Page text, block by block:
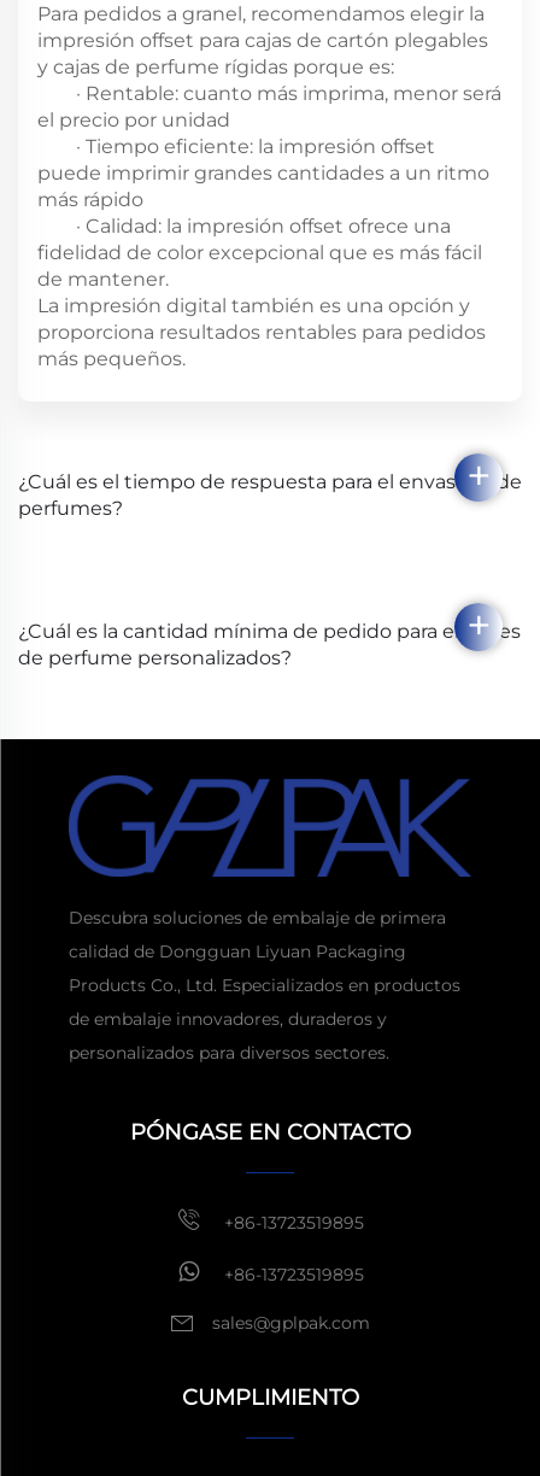
Para pedidos a granel, recomendamos elegir la
impresión offset para cajas de cartón plegables
y cajas de perfume rígidas porque es:
· Rentable: cuanto más imprima, menor será
el precio por unidad
· Tiempo eficiente: la impresión offset
puede imprimir grandes cantidades a un ritmo
más rápido
· Calidad: la impresión offset ofrece una
fidelidad de color excepcional que es más fácil
de mantener.
La impresión digital también es una opción y
proporciona resultados rentables para pedidos
más pequeños.
¿Cuál es el tiempo de respuesta para el envasado de
perfumes?
¿Cuál es la cantidad mínima de pedido para envases
de perfume personalizados?
de 1 hora
Descubra soluciones de embalaje de primera
calidad de Dongguan Liyuan Packaging
Products Co., Ltd. Especializados en productos
de embalaje innovadores, duraderos y
personalizados para diversos sectores.
PÓNGASE EN CONTACTO
+86-13723519895
+86-13723519895
sales@gplpak.com
CUMPLIMIENTO